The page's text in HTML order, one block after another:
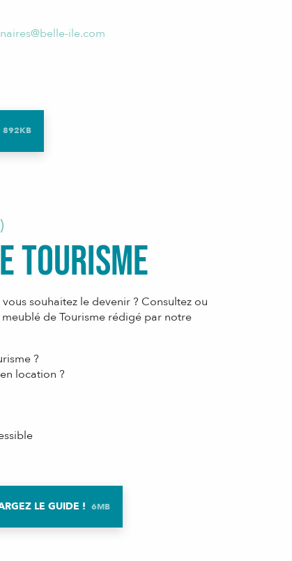
ile.com
892KB
Tourisme
souhaitez le devenir ? Consultez ou
de Tourisme rédigé par notre
?
location ?
LE GUIDE ! 6MB